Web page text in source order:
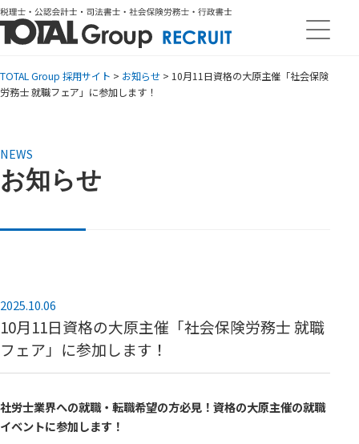
TOTAL Group 採用サイト > お知らせ > 10月11日資格の大原主催「社会保険
労務士 就職フェア」に参加します！
NEWS
お知らせ
2025.10.06
10月11日資格の大原主催「社会保険労務士 就職
フェア」に参加します！
社労士業界への就職・転職希望の方必見！資格の大原主催の就職
イベントに参加します！